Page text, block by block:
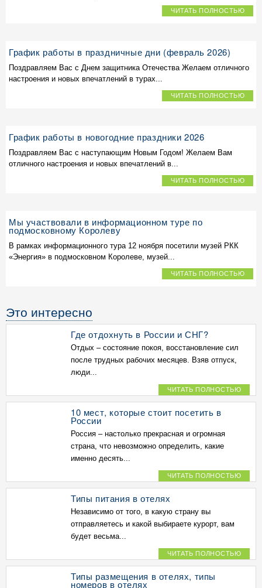
ЧИТАТЬ ПОЛНОСТЬЮ
График работы в праздничные дни (февраль 2026)
Поздравляем Вас с Днем защитника Отечества Желаем отличного
настроения и новых впечатлений в турах...
ЧИТАТЬ ПОЛНОСТЬЮ
График работы в новогодние праздники 2026
Поздравляем Вас с наступающим Новым Годом! Желаем Вам
отличного настроения и новых впечатлений в...
ЧИТАТЬ ПОЛНОСТЬЮ
Мы участвовали в информационном туре по
подмосковному Королеву
В рамках информационного тура 12 ноября посетили музей РКК
«Энергия» в подмосковном Королеве, музей...
ЧИТАТЬ ПОЛНОСТЬЮ
Это интересно
Где отдохнуть в России и СНГ?
Отдых – состояние покоя, восстановление сил
после трудных рабочих месяцев. Взяв отпуск,
люди...
ЧИТАТЬ ПОЛНОСТЬЮ
10 мест, которые стоит посетить в
России
Россия – настолько прекрасная и огромная
страна, что невозможно определить, какие
именно десять...
ЧИТАТЬ ПОЛНОСТЬЮ
Типы питания в отелях
Независимо от того, в какую страну вы
отправляетесь и какой выбираете курорт, вам
будет весьма...
ЧИТАТЬ ПОЛНОСТЬЮ
Типы размещения в отелях, типы
номеров в отелях